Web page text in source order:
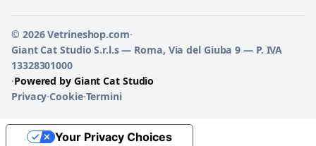
© 2026 Vetrineshop.com·
Giant Cat Studio S.r.l.s — Roma, Via del Giuba 9 — P. IVA
13328301000
·Powered by Giant Cat Studio
Privacy·Cookie·Termini
Your Privacy Choices